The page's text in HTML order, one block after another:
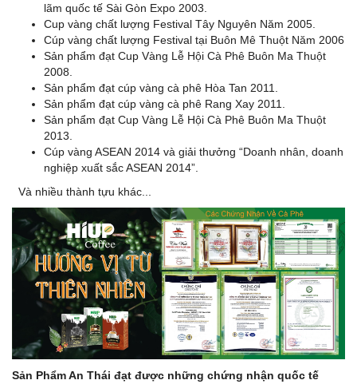
lãm quốc tế Sài Gòn Expo 2003.
Cup vàng chất lượng Festival Tây Nguyên Năm 2005.
Cúp vàng chất lượng Festival tại Buôn Mê Thuột Năm 2006
Sản phẩm đạt Cup Vàng Lễ Hội Cà Phê Buôn Ma Thuột
2008.
Sản phẩm đạt cúp vàng cà phê Hòa Tan 2011.
Sản phẩm đạt cúp vàng cà phê Rang Xay 2011.
Sản phẩm đạt Cup Vàng Lễ Hội Cà Phê Buôn Ma Thuột
2013.
Cúp vàng ASEAN 2014 và giải thưởng “Doanh nhân, doanh
nghiệp xuất sắc ASEAN 2014”.
Và nhiều thành tựu khác...
Sản Phẩm An Thái đạt được những chứng nhận quốc tế